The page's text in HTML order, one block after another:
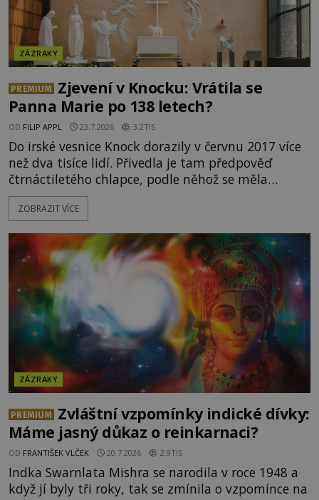
ZÁZRAKY
PREMIUM
Zjevení v Knocku: Vrátila se
Panna Marie po 138 letech?
OD FILIP APPL 23.7.2026 3.2TIS
Do irské vesnice Knock dorazily v červnu 2017 více
než dva tisíce lidí. Přivedla je tam předpověď
čtrnáctiletého chlapce, podle něhož se měla
přesně ve tři hodiny odpoledne zjevit Panna Marie.
Když slunce vystoupilo z mraků, část davu začala
chlapcovo proroctví, nebo poutníci spatřili pouze
neobvyklou hru světla? [gallery
ids="170530,170531,1705
ZOBRAZIT VÍCE
ZÁZRAKY
PREMIUM
Zvláštní vzpomínky indické dívky:
Máme jasný důkaz o reinkarnaci?
OD FRANTIŠEK VLČEK 20.7.2026 2.9TIS
Indka Swarnlata Mishra se narodila v roce 1948 a
když jí byly tři roky, tak se zmínila o vzpomínce na